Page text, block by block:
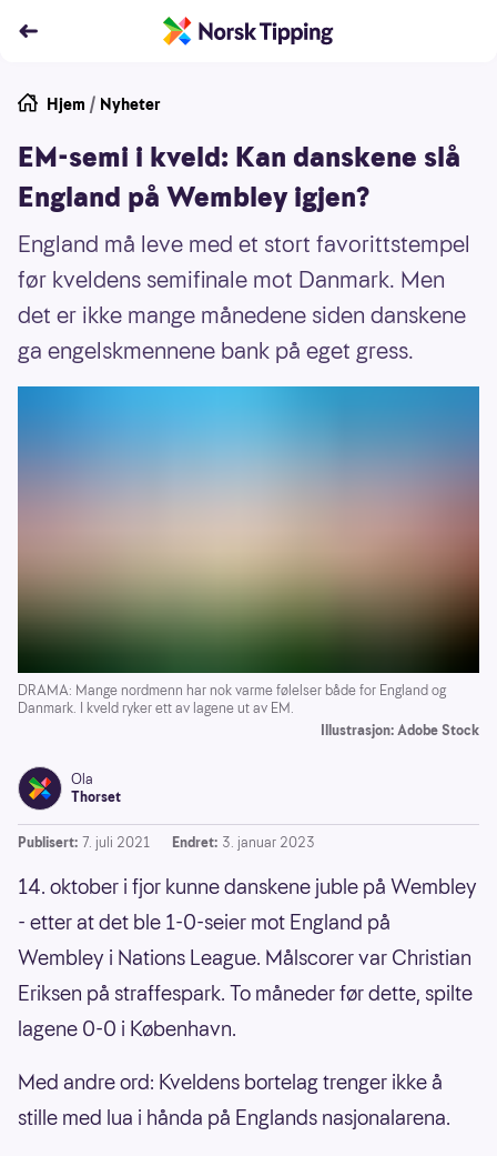
Hjem / Nyheter
EM-semi i kveld: Kan danskene slå
England på Wembley igjen?
England må leve med et stort favorittstempel
før kveldens semifinale mot Danmark. Men
det er ikke mange månedene siden danskene
ga engelskmennene bank på eget gress.
DRAMA: Mange nordmenn har nok varme følelser både for England og
Danmark. I kveld ryker ett av lagene ut av EM.
Illustrasjon: Adobe Stock
Ola
Thorset
Publisert: 7. juli 2021 Endret: 3. januar 2023
14. oktober i fjor kunne danskene juble på Wembley
- etter at det ble 1-0-seier mot England på
Wembley i Nations League. Målscorer var Christian
Eriksen på straffespark. To måneder før dette, spilte
lagene 0-0 i København.
Med andre ord: Kveldens bortelag trenger ikke å
stille med lua i hånda på Englands nasjonalarena.